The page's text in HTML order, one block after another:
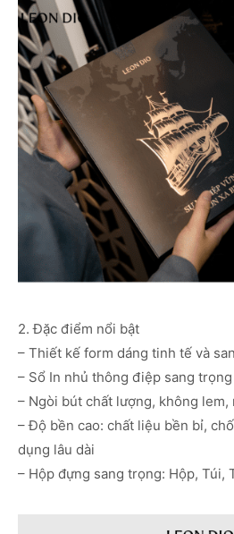
2. Đặc điểm nổi bật
– Thiết kế form dáng tinh tế và
– Sổ In nhủ thông điệp sang
– Ngòi bút chất lượng, không lem,
– Độ bền cao: chất liệu bền bỉ,
dụng lâu dài
– Hộp đựng sang trọng: Hộp, Túi,